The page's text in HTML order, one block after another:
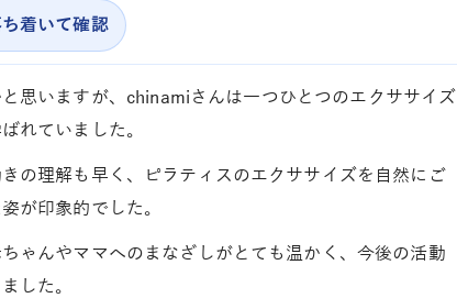
着いて確認
思いますが、chinamiさんは一つひとつのエクササイズ
れていました。
の理解も早く、ピラティスのエクササイズを自然にご
が印象的でした。
ゃんやママへのまなざしがとても温かく、今後の活動
した。